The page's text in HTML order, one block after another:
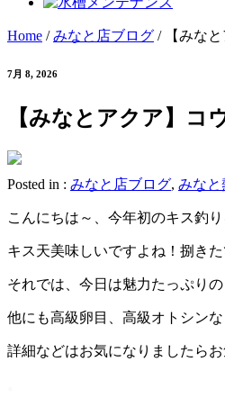
Home /みなと店ブログ / 【みな
7月 8, 2026
【みなとアクア】コ
Posted in : みなと店ブログ, みなと
こんにちは～、今年初のキス釣
キス天美味しいですよね！捌き
それでは、今日は魅力たっぷり
他にも高級卵目、高級オトシン
詳細などはお気になりましたら